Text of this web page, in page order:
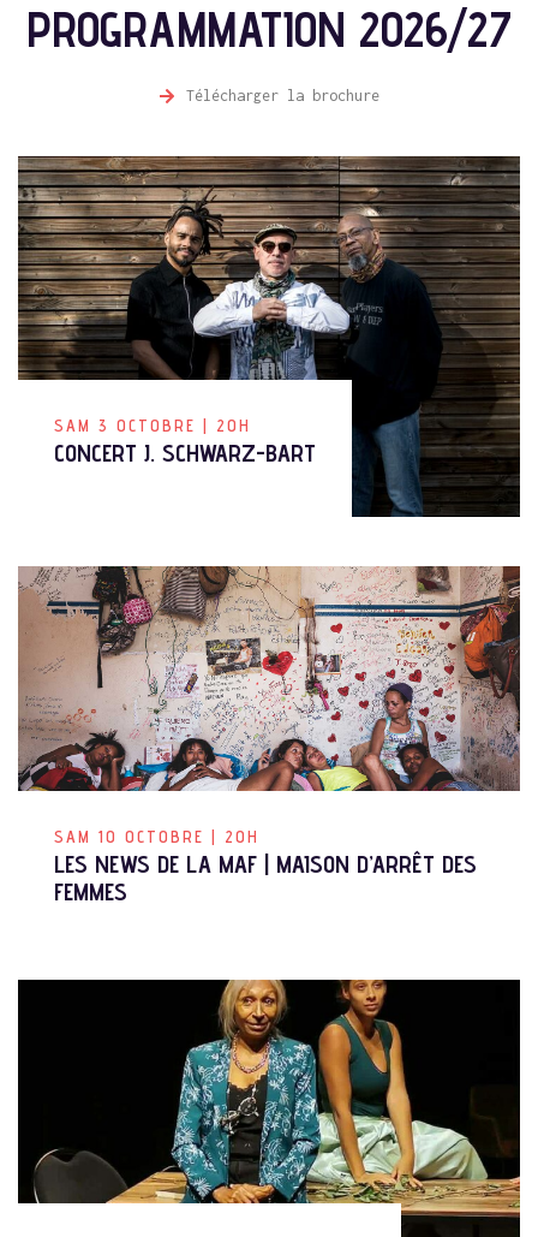
PROGRAMMATION 2026/27
Télécharger la brochure
SAM 3 OCTOBRE | 20H
CONCERT J. SCHWARZ-BART
SAM 10 OCTOBRE | 20H
LES NEWS DE LA MAF | MAISON D’ARRÊT DES
FEMMES
L'Artchipel Assistant virtuel